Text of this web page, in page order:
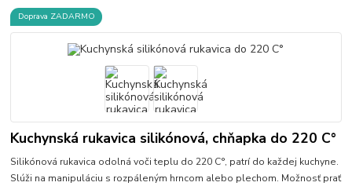
Doprava ZADARMO
Kuchynská rukavica silikónová, chňapka do 220 C°
Silikónová rukavica odolná voči teplu do 220 C°, patrí do každej kuchyne.
Slúži na manipuláciu s rozpáleným hrncom alebo plechom. Možnosť prať